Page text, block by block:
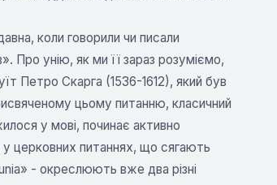
коли говорили чи писали
Про унію, як ми її зараз розуміємо,
Петро Скарга (1536-1612), який був
цьому питанню, класичний
у мові, починає активно
у церковних питаннях, що сягають
- окреслюють вже два різні